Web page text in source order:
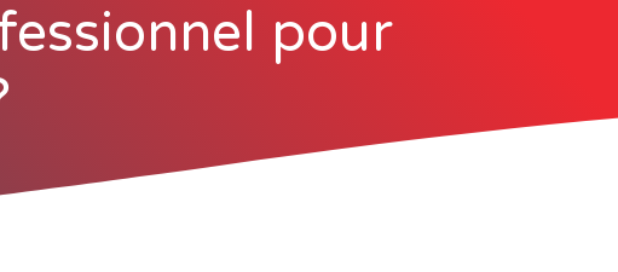
pour